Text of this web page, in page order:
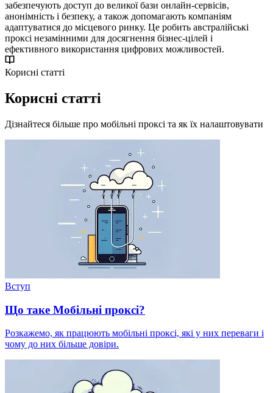
забезпечують доступ до великої бази онлайн-сервісів,
анонімність і безпеку, а також допомагають компаніям
адаптуватися до місцевого ринку. Це робить австралійські
проксі незамінними для досягнення бізнес-цілей і
ефективного використання цифрових можливостей.
Корисні статті
Корисні статті
Дізнайтеся більше про мобільні проксі та як їх налаштовувати
Вступ
Що таке Мобільні проксі?
Розкажемо, як працюють мобільні проксі, які у них переваги і
чому до них більше довіри.